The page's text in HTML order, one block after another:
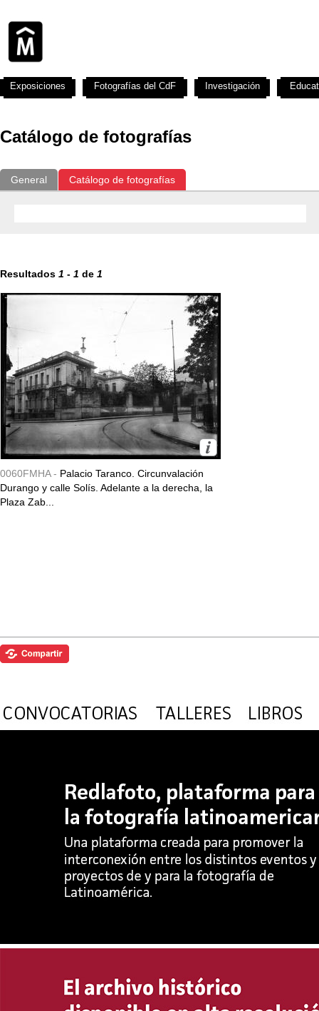
Catálogo de fotografías
General Catálogo de fotografías
Resultados 1 - 1 de 1
0060FMHA - Palacio Taranco. Circunvalación
Durango y calle Solís. Adelante a la derecha, la
Plaza Zab...
Exposiciones Fotografías del CdF Investigación